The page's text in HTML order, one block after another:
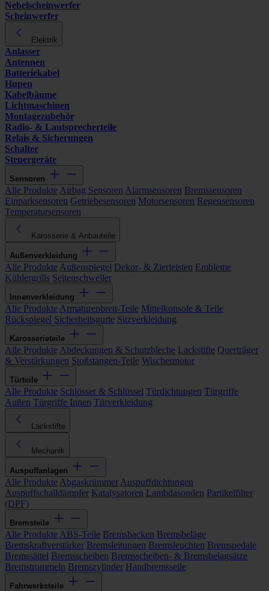
Nebelscheinwerfer
Scheinwerfer
Elektrik
Anlasser
Antennen
Batteriekabel
Hupen
Kabelbäume
Lichtmaschinen
Montagezubehör
Radio- & Lautsprecherteile
Relais & Sicherungen
Schalter
Steuergeräte
Sensoren
Alle Produkte Airbag Sensoren Alarmsensoren Bremssensoren
Einparksensoren Getriebesensoren Motorsensoren Regensensoren
Temperatursensoren
Karosserie & Anbauteile
Außenverkleidung
Alle Produkte Außenspiegel Dekor- & Zierleisten Embleme
Kühlergrills Seitenschweller
Innenverkleidung
Alle Produkte Armaturenbrett-Teile Mittelkonsole & Teile
Rückspiegel Sicherheitsgurte Sitzverkleidung
Karosserieteile
Alle Produkte Abdeckungen & Schutzbleche Lackstifte Querträger
& Verstärkungen Stoßstangen-Teile Wischermotor
Türteile
Alle Produkte Schlösser & Schlüssel Türdichtungen Türgriffe
Außen Türgriffe Innen Türverkleidung
Lackstifte
Mechanik
Auspuffanlagen
Alle Produkte Abgaskrümmer Auspuffdichtungen
Auspuffschalldämpfer Katalysatoren Lambdasonden Partikelfilter
(DPF)
Bremsteile
Alle Produkte ABS-Teile Bremsbacken Bremsbeläge
Bremskraftverstärker Bremsleitungen Bremsleuchten Bremspedale
Bremssättel Bremsscheiben Bremsscheiben- & Bremsbelagsätze
Bremstrommeln Bremszylinder Handbremsseile
Fahrwerksteile